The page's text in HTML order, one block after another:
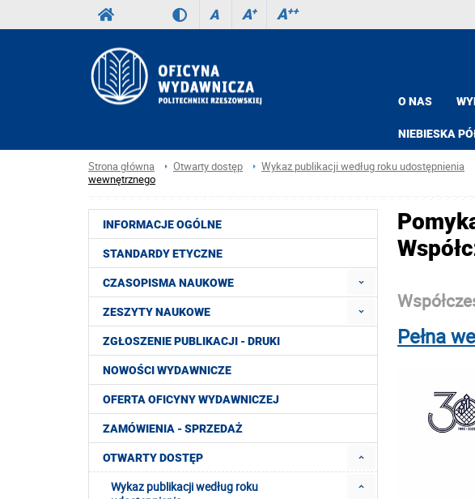
A A+ A++
O NAS
NIEBIESKA
Strona główna Otwarty dostęp Wykaz publikacji według roku udostępnienia
wewnętrznego
INFORMACJE OGÓLNE
STANDARDY ETYCZNE
CZASOPISMA NAUKOWE
ZESZYTY NAUKOWE
ZGŁOSZENIE PUBLIKACJI - DRUKI
NOWOŚCI WYDAWNICZE
OFERTA OFICYNY WYDAWNICZEJ
ZAMÓWIENIA - SPRZEDAŻ
OTWARTY DOSTĘP
Wykaz publikacji według roku
Pełna